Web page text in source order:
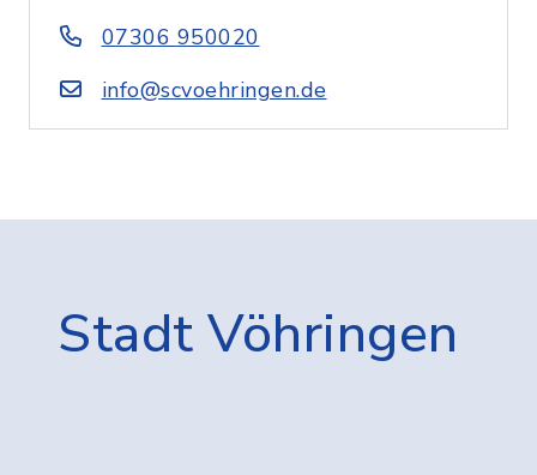
07306 950020
info@scvoehringen.de
Stadt Vöhringen